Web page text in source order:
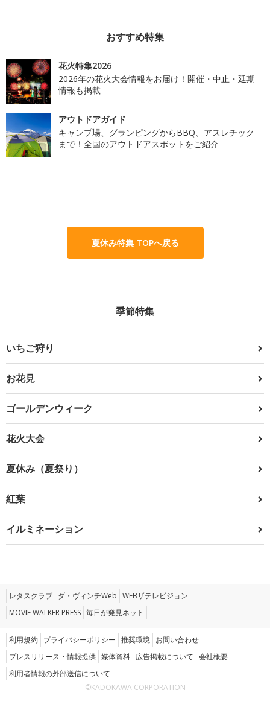
おすすめ特集
花火特集2026
2026年の花火大会情報をお届け！開催・中止・延期
情報も掲載
アウトドアガイド
キャンプ場、グランピングからBBQ、アスレチック
まで！全国のアウトドアスポットをご紹介
夏休み特集 TOPへ戻る
季節特集
いちご狩り
お花見
ゴールデンウィーク
花火大会
夏休み（夏祭り）
紅葉
イルミネーション
レタスクラブ ダ・ヴィンチWeb WEBザテレビジョン
MOVIE WALKER PRESS 毎日が発見ネット
利用規約 プライバシーポリシー 推奨環境 お問い合わせ
プレスリリース・情報提供 媒体資料 広告掲載について 会社概要
利用者情報の外部送信について
©KADOKAWA CORPORATION